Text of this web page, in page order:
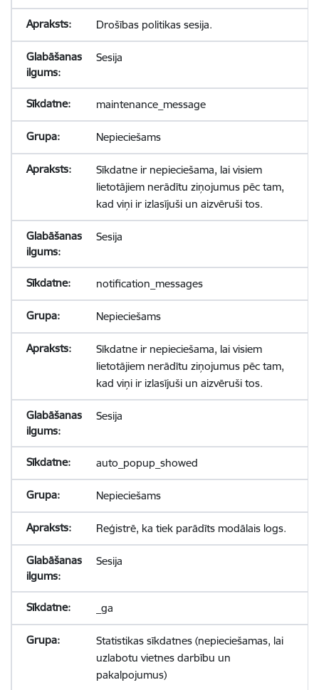
Drošības politikas sesija.
Sesija
maintenance_message
Nepieciešams
Sīkdatne ir nepieciešama, lai visiem
lietotājiem nerādītu ziņojumus pēc tam,
kad viņi ir izlasījuši un aizvēruši tos.
Sesija
notification_messages
Nepieciešams
Sīkdatne ir nepieciešama, lai visiem
lietotājiem nerādītu ziņojumus pēc tam,
kad viņi ir izlasījuši un aizvēruši tos.
Sesija
auto_popup_showed
Nepieciešams
Reģistrē, ka tiek parādīts modālais logs.
Sesija
_ga
Statistikas sīkdatnes (nepieciešamas, lai
uzlabotu vietnes darbību un
pakalpojumus)